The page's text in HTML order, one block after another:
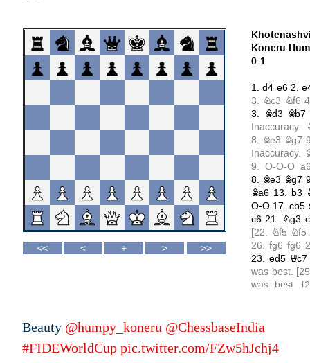
Beauty @humpy_koneru @ChessbaseIndia
#FIDEWorldCup pic.twitter.com/FZw5hJchj4